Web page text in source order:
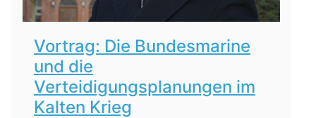
Vortrag: Die Bundesmarine
und die
Verteidigungsplanungen im
Kalten Krieg